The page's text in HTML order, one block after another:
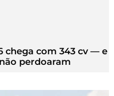
chega com 343 cv — e
perdoaram